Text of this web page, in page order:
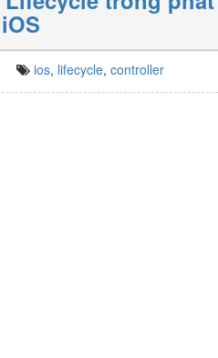
ios, lifecycle, controller